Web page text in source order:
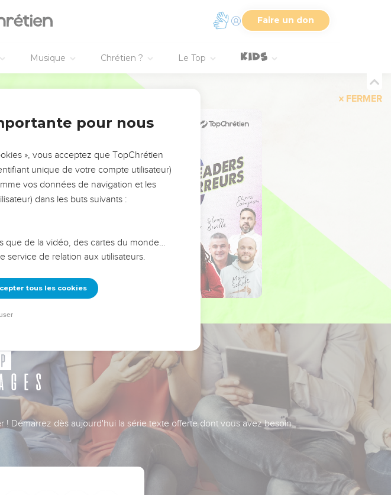
Faire un don
Musique Chrétien ? Le Top
FERMER
Mais on voit
ce sont
erreurs
une famille,
Démarrez dès aujourd'hui la série texte offerte dont vous avez besoin.
pour nous
», vous acceptez que TopChrétien
unique de votre compte utilisateur)
vos données de navigation et les
dans les buts suivants :
que de la vidéo, des cartes du monde…
service de relation aux utilisateurs.
tous les cookies